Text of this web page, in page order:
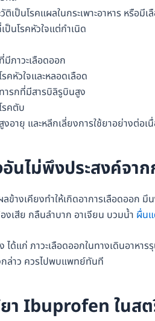
ติเป็นโรคแผลในกระเพาะอาหาร หรือมี
ป็นโรคหัวใจแต่กำเนิด
มีภาวะเลือดออก
คหัวใจและหลอดเลือด
ารกที่มีสารบิลิรูบินสูง
รคตับ
งอายุ และหลีกเลี่ยงการใช้ยาอย่างต่อเ
นไม่พึงประสงค์จา
างเคียงทำให้เกิดอาการเลือดออก มึ
งเสีย กลืนลำบาก อาเจียน บวมน้ำ ผื่น
ด้แก่ ภาวะเลือดออกในทางเดินอาหาร
ล่าว ควรไปพบแพทย์ทันที
า Ibuprofen ในส